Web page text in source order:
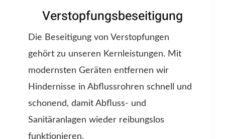
Verstopfungsbeseitigung
Die Beseitigung von Verstopfungen
gehört zu unseren Kernleistungen. Mit
modernsten Geräten entfernen wir
Hindernisse in Abflussrohren schnell und
schonend, damit Abfluss- und
Sanitäranlagen wieder reibungslos
funktionieren.